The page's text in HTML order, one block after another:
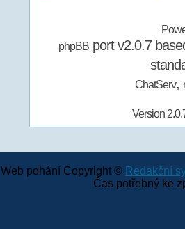
phpBBport v2.0.7
ChatServ,
Version
Web pohání Copyright © Redakční
Čas potřebný ke